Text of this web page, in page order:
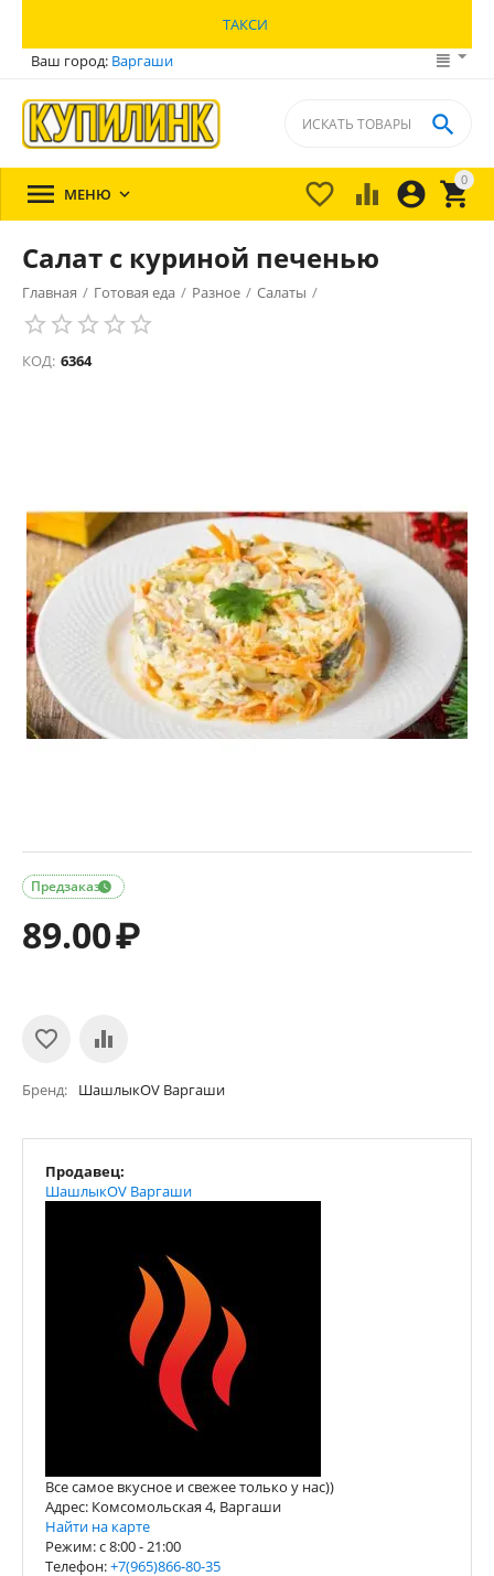
ТАКСИ
Ваш город: Варгаши
0


 

 МЕНЮ 
Салат с куриной печенью
Главная / Готовая еда / Разное / Салаты /
КОД: 6364

Предзаказ
89.00₽
Бренд ШашлыкOV Варгаши
Продавец:
ШашлыкOV Варгаши
Все самое вкусное и свежее только у нас))
Адрес: Комсомольская 4, Варгаши
Найти на карте
Режим: c 8:00 - 21:00
Телефон:+7(965)866-80-35